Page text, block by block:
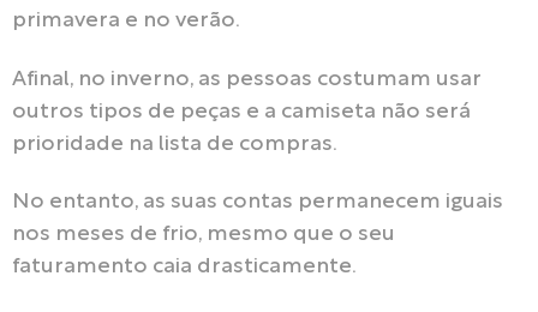
primavera e no verão.
Afinal, no inverno, as pessoas costumam usar
outros tipos de peças e a camiseta não será
prioridade na lista de compras.
No entanto, as suas contas permanecem iguais
nos meses de frio, mesmo que o seu
faturamento caia drasticamente.